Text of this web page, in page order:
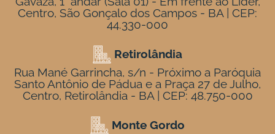
Centro, São Gonçalo dos Campos - BA | CEP:
44.330-000
Retirolândia
Rua Mané Garrincha, s/n - Próximo a Paróquia
Santo Antônio de Pádua e a Praça 27 de Julho,
Centro, Retirolândia - BA | CEP: 48.750-000
Monte Gordo